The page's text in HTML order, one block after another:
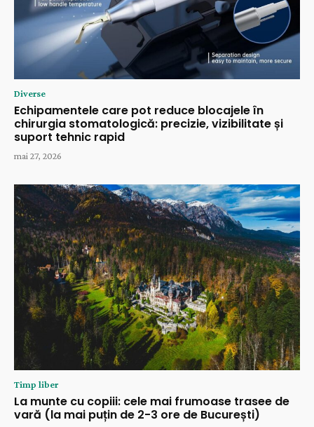
Diverse
Echipamentele care pot reduce blocajele în
chirurgia stomatologică: precizie, vizibilitate și
suport tehnic rapid
mai 27, 2026
Timp liber
La munte cu copiii: cele mai frumoase trasee de
vară (la mai puțin de 2-3 ore de București)